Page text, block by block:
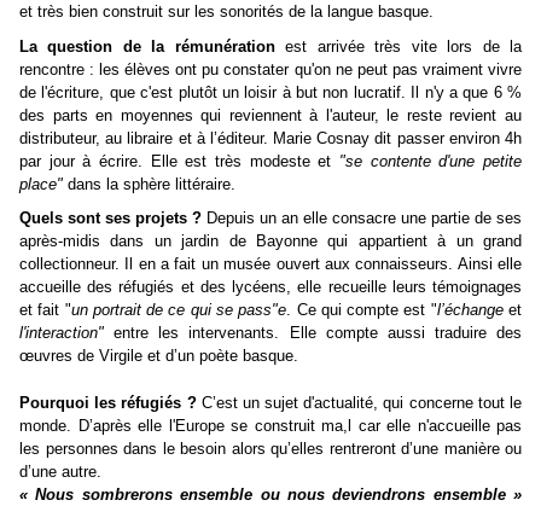
et très bien construit sur les sonorités de la langue basque.
La question de la rémunérationest arrivée très vite lors de la
rencontre : les élèves ont pu constater qu'on ne peut pas vraiment vivre
de l'écriture, que c'est plutôt un loisir à but non lucratif. Il n'y a que 6 %
des parts en moyennes qui reviennent à l'auteur, le reste revient au
distributeur, au libraire et à l’éditeur. Marie Cosnay dit passer environ 4h
par jour à écrire. Elle est très modeste et "se contente d'une petite
place" dans la sphère littéraire.
Quels sont ses projets ? Depuis un an elle consacre une partie de ses
après-midis dans un jardin de Bayonne qui appartient à un grand
collectionneur. Il en a fait un musée ouvert aux connaisseurs. Ainsi elle
accueille des réfugiés et des lycéens, elle recueille leurs témoignages
et fait "un portrait de ce qui se pass"e. Ce qui compte est "l’échangeet
l'interaction"entre les intervenants. Elle compte aussi traduire des
œuvres de Virgile et d’un poète basque.
Pourquoi les réfugiés ? C’est un sujet d'actualité, qui concerne tout le
monde. D’après elle l'Europe se construit ma,l car elle n'accueille pas
les personnes dans le besoin alors qu’elles rentreront d’une manière ou
d’une autre.
« Nous sombrerons ensemble ou nous deviendrons ensemble »